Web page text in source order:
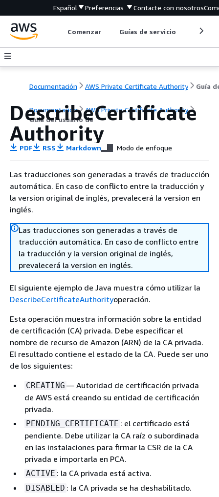
Español Preferencias Contacte con nosotros
Comenzar Guías de servicio
Documentación AWS Private Certificate Authority
Documentación
AWS Private Certificate Authority
Guía del usuario de
DescribeCertificate
Authority
PDF RSS Markdown Modo de enfoque
Las traducciones son generadas a través de traducción
automática. En caso de conflicto entre la traducción y
la version original de inglés, prevalecerá la version en
inglés.
Las traducciones son generadas a través de
traducción automática. En caso de conflicto entre
la traducción y la version original de inglés,
prevalecerá la version en inglés.
El siguiente ejemplo de Java muestra cómo utilizar la
DescribeCertificateAuthorityoperación.
Esta operación muestra información sobre la entidad
de certificación (CA) privada. Debe especificar el
nombre de recurso de Amazon (ARN) de la CA privada.
El resultado contiene el estado de la CA. Puede ser uno
de los siguientes:
CREATING — Autoridad de certificación privada
de AWS está creando su entidad de certificación
privada.
PENDING_CERTIFICATE : el certificado está
pendiente. Debe utilizar la CA raíz o subordinada
en las instalaciones para firmar la CSR de la CA
privada e importarla en PCA.
ACTIVE : la CA privada está activa.
DISABLED : la CA privada se ha deshabilitado.